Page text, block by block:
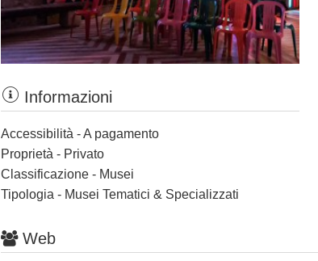
Informazioni
Accessibilità - A pagamento
Proprietà - Privato
Classificazione - Musei
Tipologia - Musei Tematici & Specializzati
Web